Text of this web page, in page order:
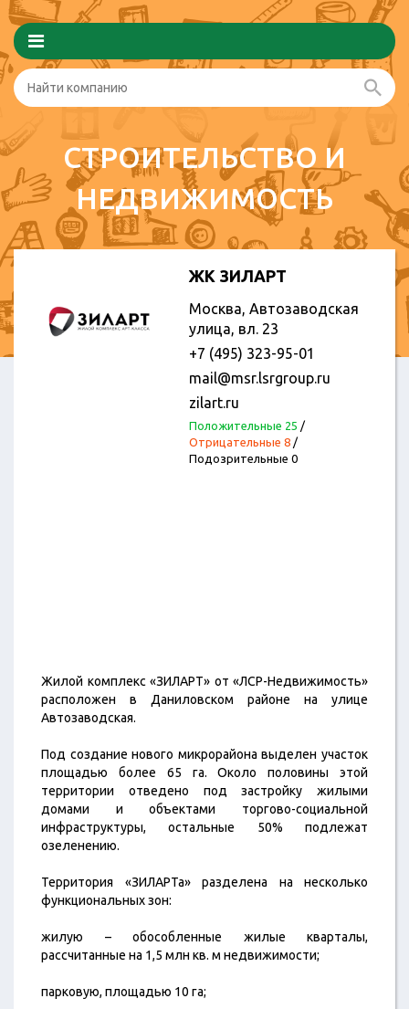
СТРОИТЕЛЬСТВО И
НЕДВИЖИМОСТЬ
ЖК ЗИЛАРТ
Москва, Автозаводская
улица, вл. 23
+7 (495) 323-95-01
mail@msr.lsrgroup.ru
zilart.ru
Положительные 25 /
Отрицательные 8/
Подозрительные 0
Жилой комплекс «ЗИЛАРТ» от «ЛСР-Недвижимость»
расположен в Даниловском районе на улице
Автозаводская.
Под создание нового микрорайона выделен участок
площадью более 65 га. Около половины этой
территории отведено под застройку жилыми
домами и объектами торгово-социальной
инфраструктуры, остальные 50% подлежат
озеленению.
Территория «ЗИЛАРТа» разделена на несколько
функциональных зон:
жилую – обособленные жилые кварталы,
рассчитанные на 1,5 млн кв. м недвижимости;
парковую, площадью 10 га;